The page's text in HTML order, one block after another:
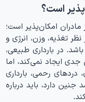
است؟
مادران امکان‌پذیر است؛
تغذیه، وزن، انرژی و
در بارداری طبیعی،
ایجاد نمی‌کند، اما
دردهای رحمی، بارداری
دارد، باید درباره